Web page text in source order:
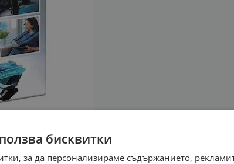
бисквитки
за да персонализираме съдържанието,